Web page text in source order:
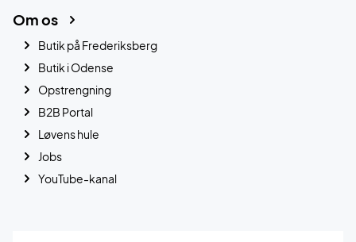
Om os
Butik på Frederiksberg
Butik i Odense
Opstrengning
B2B Portal
Løvens hule
Jobs
YouTube-kanal